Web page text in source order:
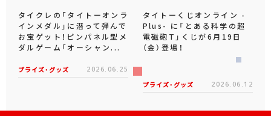
タイクレの「タイトーオンラ
インメダル」に潜って弾んで
お宝ゲット！ピンパネル型メ
ダルゲーム「オーシャン...
プライズ・グッズ 2026.06.25
タイトーくじオンライン -
Plus- に「とある科学の超
電磁砲T」くじが6月19日
（金）登場！
プライズ・グッズ 2026.06.12